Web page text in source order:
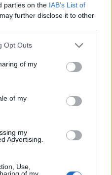
parties on the IAB’s List of
further disclose it to other
uses one or more Google
behaviour. You may click to
and its third-party tags to
purposes in below Google
Opt Outs
of my
of my
my
Advertising.
Use,
of my